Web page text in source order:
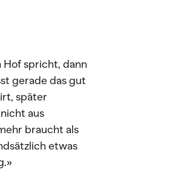
Hof spricht, dann
gerade das gut
später
aus
braucht als
etwas